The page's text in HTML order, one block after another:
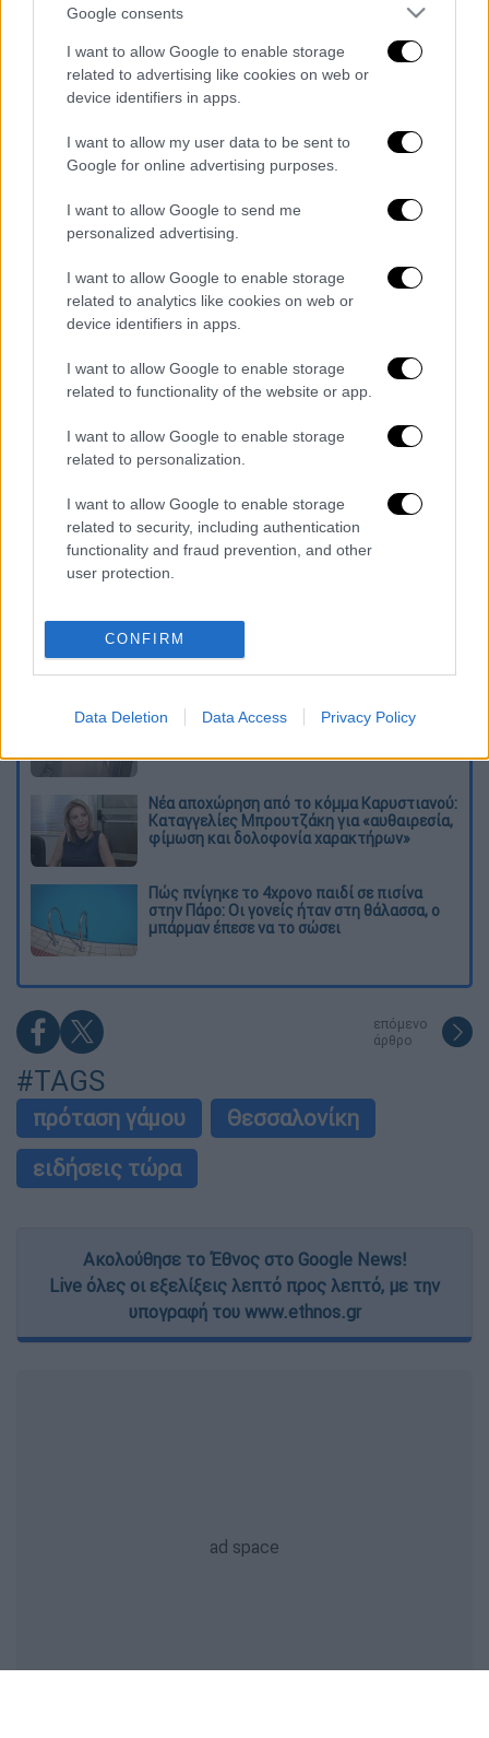
Google consents
I want to allow Google to enable storage
related to advertising like cookies on web or
device identifiers in apps.
I want to allow my user data to be sent to
Google for online advertising purposes.
I want to allow Google to send me
personalized advertising.
I want to allow Google to enable storage
related to analytics like cookies on web or
device identifiers in apps.
I want to allow Google to enable storage
related to functionality of the website or app.
I want to allow Google to enable storage
related to personalization.
I want to allow Google to enable storage
related to security, including authentication
functionality and fraud prevention, and other
user protection.
CONFIRM
Data Deletion Data Access Privacy Policy
Η ατμόσφαιρα που
πανέμορφη αφού από τα ηχεία των οχημάτων
ακούγονταντραγούδιακαι πλήθος κόσμου
για να δει τηνξεχωριστήαυτή πρόταση
γάμου.
φαίνεται να βγαίνει μέσα από τον
κόσμοάναυδη.
Διαβάστε ακόμη
Συνελήφθησαν δύο μέλη μαφίας στο
Παλαιό Φάληρο - Οι εκβιασμοί, οι
ξυλοδαρμοί και τα προσωνύμια «πίτμπουλ»
και «μπουλντόγκ»
Βίντεο-σοκ από το μακελειό σε σχολείο
στην Ταϊλάνδη: Η στιγμή που ο 14χρονος
Νέα αποχώρηση από το κόμμα Καρυστιανού:
Καταγγελίες Μπρουτζάκη για «αυθαιρεσία,
φίμωση και δολοφονία χαρακτήρων»
Πώς πνίγηκε το 4χρονο παιδί σε πισίνα
στην Πάρο: Οι γονείς ήταν στη θάλασσα, ο
μπάρμαν έπεσε να το σώσει
επόμενο
άρθρο
#TAGS
πρόταση γάμου
Θεσσαλονίκη
ειδήσεις τώρα
Ακολούθησε το Έθνος στο Google News!
Live όλες οι εξελίξεις λεπτό προς λεπτό, με την
υπογραφή του www.ethnos.gr